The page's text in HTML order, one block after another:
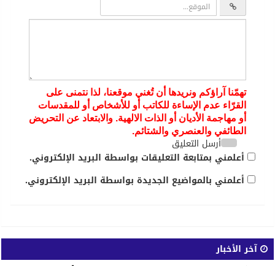
تهمّنا آراؤكم ونريدها أن تُغني موقعنا، لذا نتمنى على
القرّاء عدم الإساءة للكاتب أو للأشخاص أو للمقدسات
أو مهاجمة الأديان أو الذات الالهية. والابتعاد عن التحريض
الطائفي والعنصري والشتائم.
أرسل التعليق
أعلمني بمتابعة التعليقات بواسطة البريد الإلكتروني.
أعلمني بالمواضيع الجديدة بواسطة البريد الإلكتروني.
آخر الأخبار